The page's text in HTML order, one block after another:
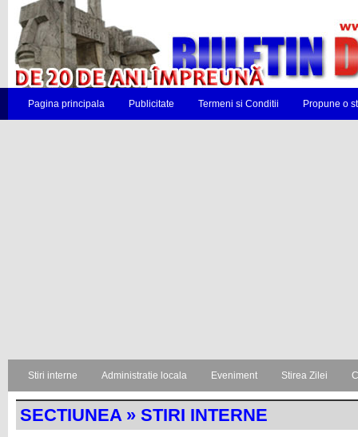
Pagina principala Publicitate Termeni si Conditii Propune o
Stiri interne Administratie locala Eveniment Stirea Zilei
SECTIUNEA » STIRI INTERNE